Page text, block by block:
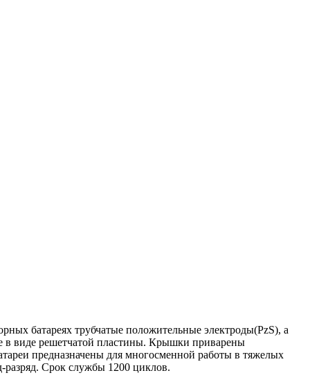
батареях трубчатые положительные электроды(PzS), а
в виде решетчатой пластины. Крышки приварены
предназначены для многосменной работы в тяжелых
разряд. Срок службы 1200 циклов.